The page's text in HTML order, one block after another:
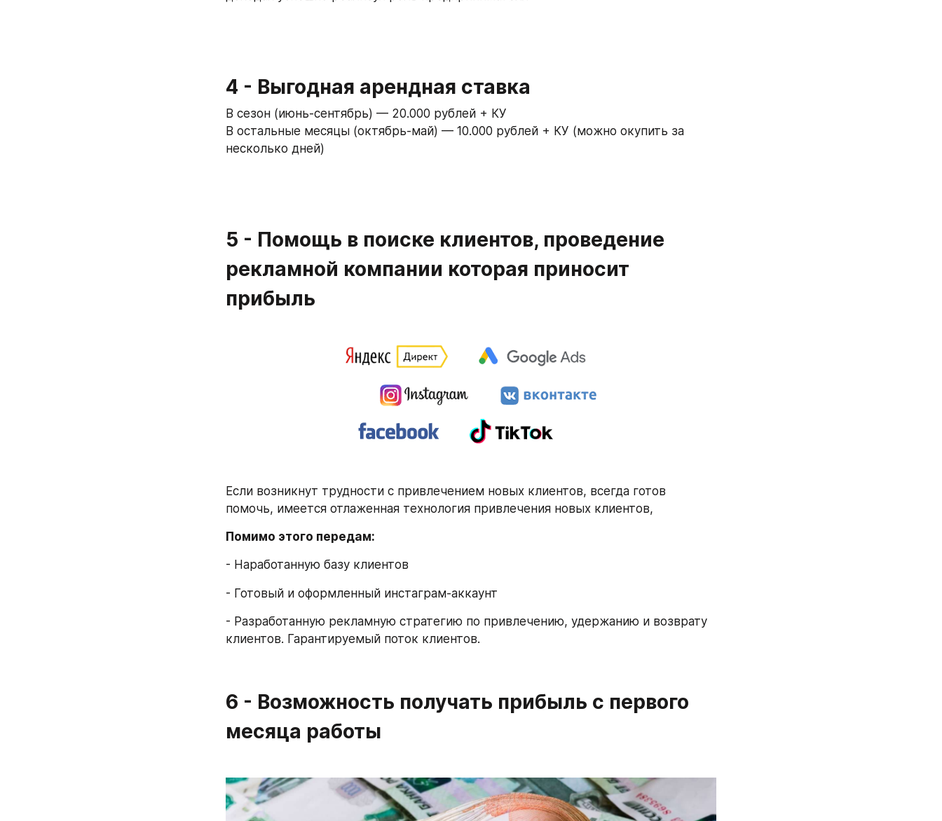
4 - Выгодная арендная ставка
В сезон (июнь-сентябрь) — 20.000 рублей + КУ
В остальные месяцы (октябрь-май) — 10.000 рублей + КУ (можно окупить за
несколько дней)
5 - Помощь в поиске клиентов, проведение
рекламной компании которая приносит
прибыль
Если возникнут трудности с привлечением новых клиентов, всегда готов
помочь, имеется отлаженная технология привлечения новых клиентов,
Помимо этого передам:
- Наработанную базу клиентов
- Готовый и оформленный инстаграм-аккаунт
- Разработанную рекламную стратегию по привлечению, удержанию и возврату
клиентов. Гарантируемый поток клиентов.
6 - Возможность получать прибыль с первого
месяца работы